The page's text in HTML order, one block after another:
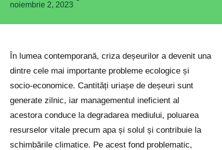
noiembrie 2, 2023
În lumea contemporană, criza deșeurilor a devenit una
dintre cele mai importante probleme ecologice și
socio-economice. Cantități uriașe de deșeuri sunt
generate zilnic, iar managementul ineficient al
acestora conduce la degradarea mediului, poluarea
resurselor vitale precum apa și solul și contribuie la
schimbările climatice. Pe acest fond problematic,